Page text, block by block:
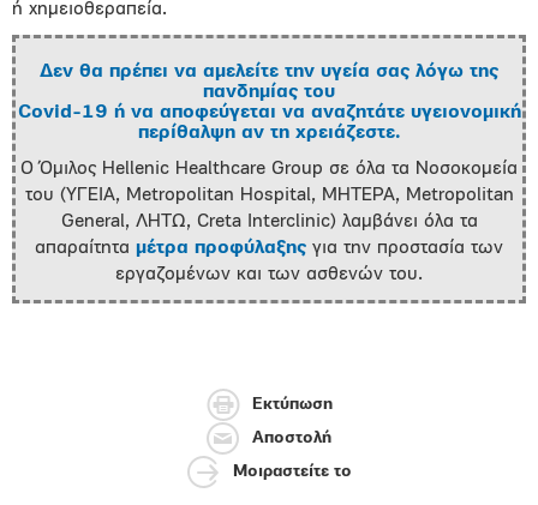
ή χημειοθεραπεία.
Δεν θα πρέπει να αμελείτε την υγεία σας λόγω της
πανδημίας του
Covid-19 ή να αποφεύγεται να αναζητάτε υγειονομική
περίθαλψη αν τη χρειάζεστε.
Ο Όμιλος Hellenic Healthcare Group σε όλα τα Νοσοκομεία
του (ΥΓΕΙΑ, Metropolitan Hospital, ΜΗΤΕΡΑ, Metropolitan
General, ΛΗΤΩ, Creta Interclinic) λαμβάνει όλα τα
απαραίτητα μέτρα προφύλαξης για την προστασία των
εργαζομένων και των ασθενών του.
Εκτύπωση
Αποστολή
Μοιραστείτε το